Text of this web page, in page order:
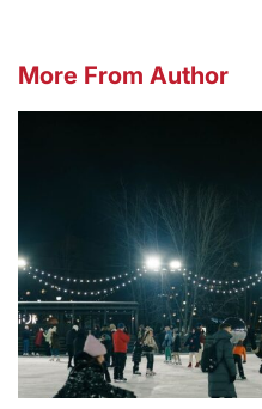
More From Author